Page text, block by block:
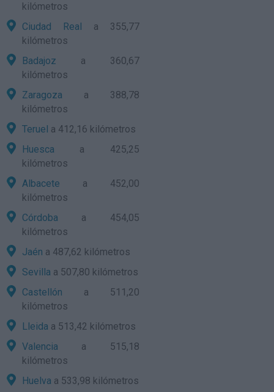
kilómetros
Ciudad Real a 355,77
kilómetros
Badajoz a 360,67
kilómetros
Zaragoza a 388,78
kilómetros
Teruel a 412,16 kilómetros
Huesca a 425,25
kilómetros
Albacete a 452,00
kilómetros
Córdoba a 454,05
kilómetros
Jaén a 487,62 kilómetros
Sevilla a 507,80 kilómetros
Castellón a 511,20
kilómetros
Lleida a 513,42 kilómetros
Valencia a 515,18
kilómetros
Huelva a 533,98 kilómetros